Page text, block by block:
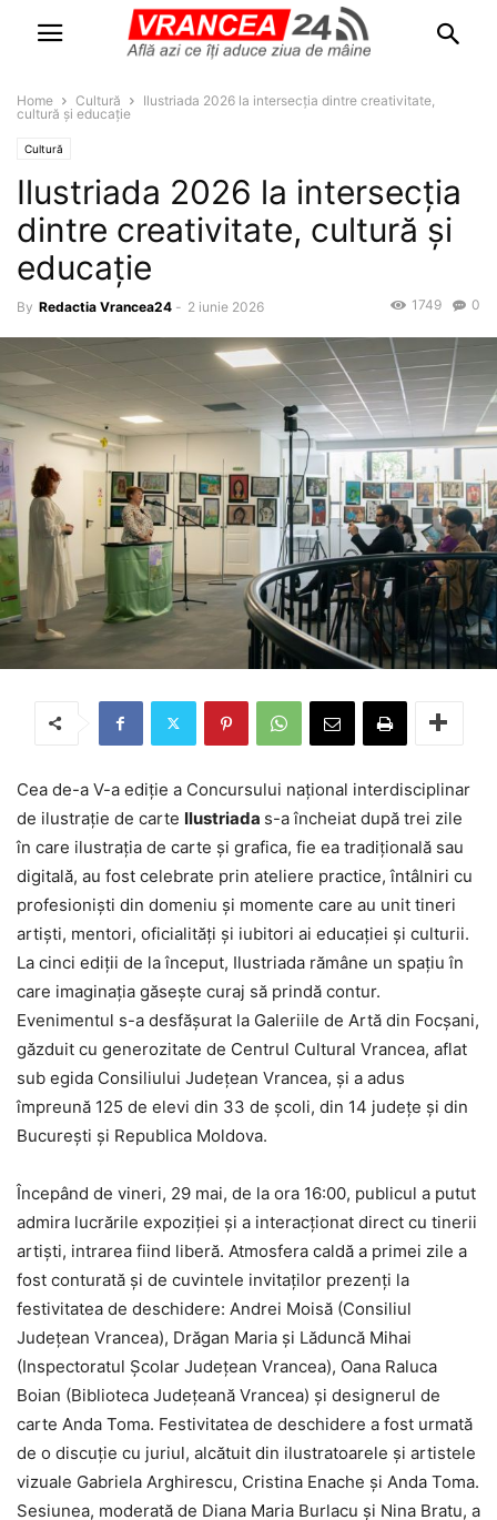
Home Cultură
Ilustriada 2026 la intersecția dintre creativitate,
cultură și educație
Cultură
Ilustriada 2026 la intersecția
dintre creativitate, cultură și
educație
By Redactia Vrancea24 - 2 iunie 2026 0
1749
Cea de-a V-a ediție a Concursului național interdisciplinar
de ilustrație de carte Ilustriada s-a încheiat după trei zile
în care ilustrația de carte și grafica, fie ea tradițională sau
digitală, au fost celebrate prin ateliere practice, întâlniri cu
profesioniști din domeniu și momente care au unit tineri
artiști, mentori, oficialități și iubitori ai educației și culturii.
La cinci ediții de la început, Ilustriada rămâne un spațiu în
care imaginația găsește curaj să prindă contur.
Evenimentul s-a desfășurat la Galeriile de Artă din Focșani,
găzduit cu generozitate de Centrul Cultural Vrancea, aflat
sub egida Consiliului Județean Vrancea, și a adus
împreună 125 de elevi din 33 de școli, din 14 județe și din
București și Republica Moldova.
Începând de vineri, 29 mai, de la ora 16:00, publicul a putut
admira lucrările expoziției și a interacționat direct cu tinerii
artiști, intrarea fiind liberă. Atmosfera caldă a primei zile a
fost conturată și de cuvintele invitaților prezenți la
festivitatea de deschidere: Andrei Moisă (Consiliul
Județean Vrancea), Drăgan Maria și Lăduncă Mihai
(Inspectoratul Școlar Județean Vrancea), Oana Raluca
Boian (Biblioteca Județeană Vrancea) și designerul de
carte Anda Toma. Festivitatea de deschidere a fost urmată
de o discuție cu juriul, alcătuit din ilustratoarele și artistele
vizuale Gabriela Arghirescu, Cristina Enache și Anda Toma.
Sesiunea, moderată de Diana Maria Burlacu și Nina Bratu, a